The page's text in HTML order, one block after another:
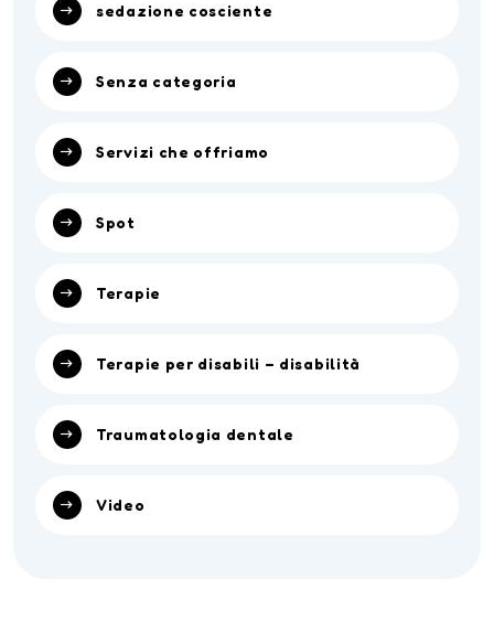
sedazione cosciente
Senza categoria
Servizi che offriamo
Spot
Terapie
Terapie per disabili – disabilità
Traumatologia dentale
Video